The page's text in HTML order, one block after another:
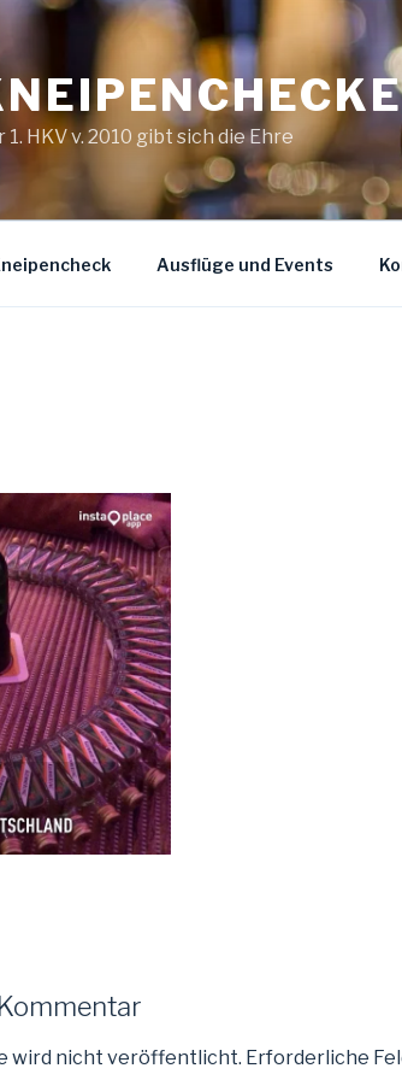
1. HKV v. 2010 gibt sich die Ehre
Ausflüge und Events
wird nicht veröffentlicht. Erforderliche